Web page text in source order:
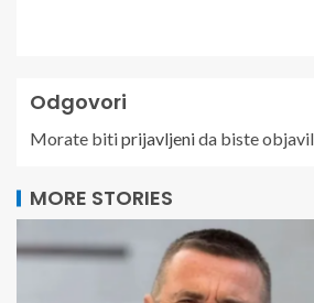
Odgovori
Morate bitiprijavljenida biste
MORE STORIES